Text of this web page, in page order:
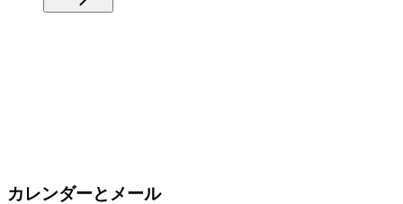
カレンダーとメール